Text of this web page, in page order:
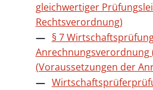
gleichwertiger
Rechtsverordnung)
§ 7
Anrechnungsverordnung
(Voraussetzungen der